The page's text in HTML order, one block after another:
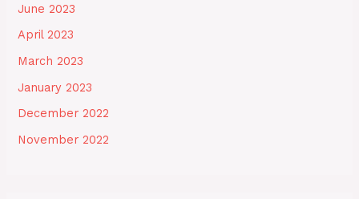
June 2023
April 2023
March 2023
January 2023
December 2022
November 2022